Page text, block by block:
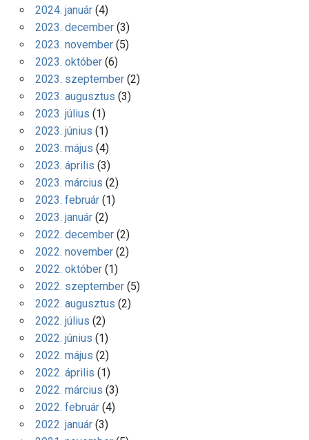
2024. január(4)
2023. december(3)
2023. november(5)
2023. október(6)
2023. szeptember(2)
2023. augusztus (3)
2023. július (1)
2023. június (1)
2023. május (4)
2023. április (3)
2023. március (2)
2023. február(1)
2023. január(2)
2022. december(2)
2022. november(2)
2022. október(1)
2022. szeptember(5)
2022. augusztus (2)
2022. július (2)
2022. június (1)
2022. május (2)
2022. április (1)
2022. március (3)
2022. február(4)
2022. január(3)